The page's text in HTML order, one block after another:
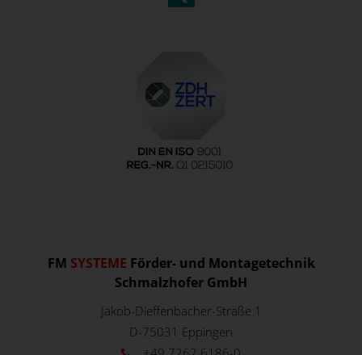
FM SYSTEME Förder- und Montagetechnik
Schmalzhofer GmbH
Jakob-Dieffenbacher-Straße 1
D-75031 Eppingen